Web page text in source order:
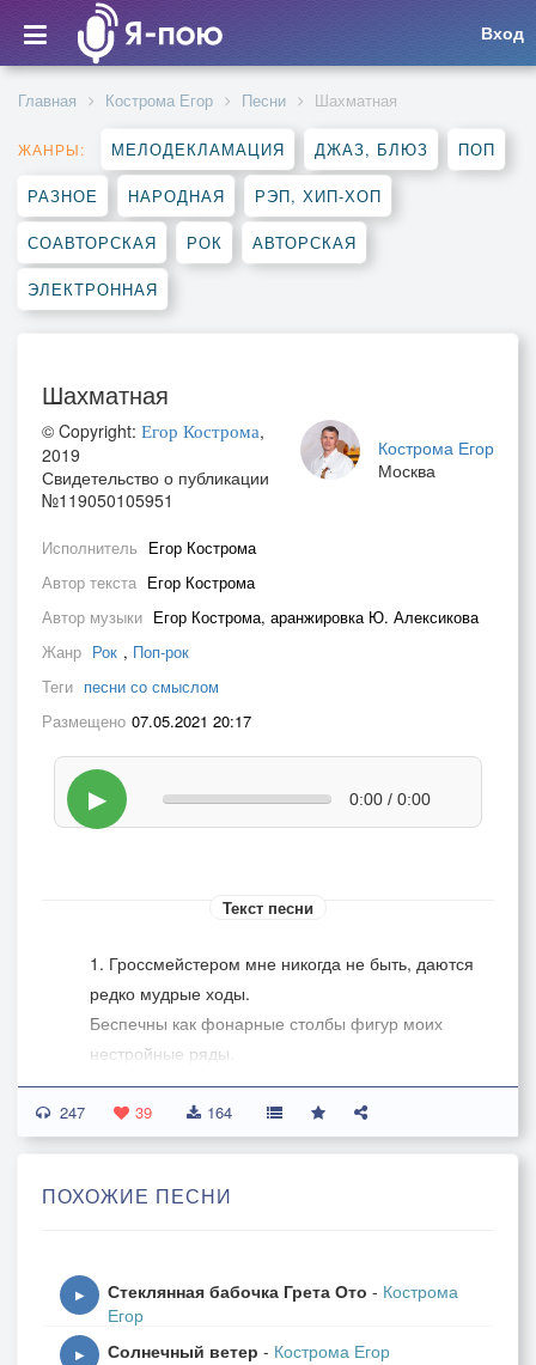
Вход
Главная Кострома Егор Песни Шахматная
ЖАНРЫ: МЕЛОДЕКЛАМАЦИЯ ДЖАЗ, БЛЮЗ ПОП
РАЗНОЕ НАРОДНАЯ РЭП, ХИП-ХОП
СОАВТОРСКАЯ РОК АВТОРСКАЯ
ЭЛЕКТРОННАЯ
Шахматная
Кострома Егор
Москва
© Copyright: Егор Кострома,
2019
Свидетельство о публикации
№119050105951
Исполнитель Егор Кострома
Автор текста Егор Кострома
Автор музыки Егор Кострома, аранжировка Ю. Алексикова
Жанр Рок , Поп-рок
Теги песни со смыслом
Размещено 07.05.2021 20:17
▶ 0:00 / 0:00
Текст песни
1. Гроссмейстером мне никогда не быть, даются
редко мудрые ходы.
Беспечны как фонарные столбы фигур моих
нестройные ряды.
Шагают деревянные полки. такие же стоят на их
пути.
Съедают пешек Кони да Ладьи. Слышнее в
у каждой Королевы свой секрет, паркетный
Офицер всего лишь Слон.
Игра престолов. Схватки горячи. И претендентов
247 39 164
ПОХОЖИЕ ПЕСНИ
▶ Стеклянная бабочка Грета Ото - Кострома
Егор
▶ Солнечный ветер - Кострома Егор